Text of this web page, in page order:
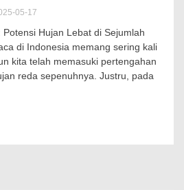
05-17
Hujan Lebat di Sejumlah
di Indonesia memang sering kali
kita telah memasuki pertengahan
reda sepenuhnya. Justru, pada